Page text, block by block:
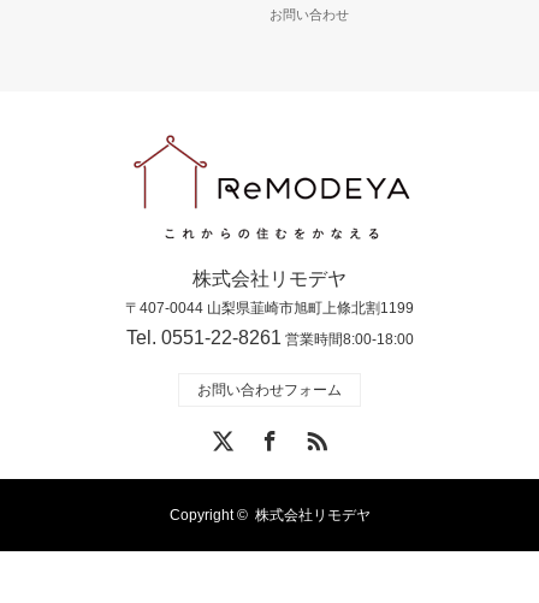
お問い合わせ
株式会社リモデヤ
〒407-0044 山梨県韮崎市旭町上條北割1199
Tel. 0551-22-8261営業時間8:00-18:00
お問い合わせフォーム
RSS
Copyright © 株式会社リモデヤ